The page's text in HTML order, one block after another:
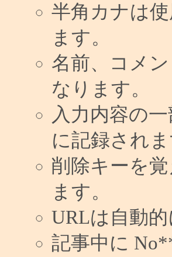
半角カナは
ます。
名前、コメ
なります。
入力内容の
に記録されま
削除キーを
ます。
URLは自動
記事中に